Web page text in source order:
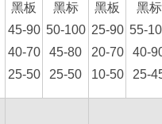
黑板
45-90
40-70
25-50
黑标
50-100
45-80
25-50
黑板
25-90
20-70
10-50
黑标
55-
40-
25-